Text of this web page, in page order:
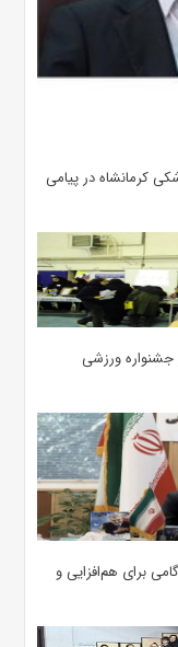
کرمانشاه در پیامی
جشنواره ورزشی
برای هم‌افزایی و